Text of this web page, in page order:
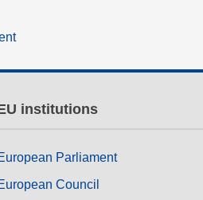
institutions
Parliament
Council